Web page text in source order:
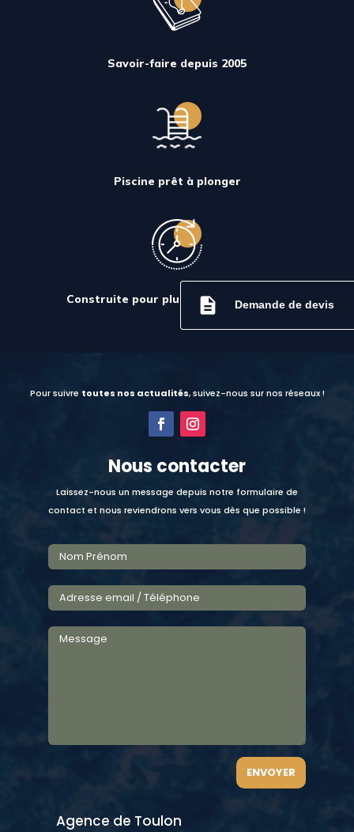
description Demande de devis
Savoir-faire depuis 2005
Piscine prêt à plonger
Construite pour plusieurs générations
Pour suivre toutes nos actualités, suivez-nous sur nos réseaux !
Nous contacter
Laissez-nous un message depuis notre formulaire de
contact et nous reviendrons vers vous dès que possible !
ENVOYER
Agence de Toulon